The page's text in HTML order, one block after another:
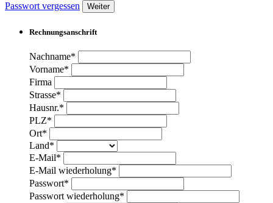
Passwort vergessen Weiter
Rechnungsanschrift
Nachname*
Vorname*
Firma
Strasse*
Hausnr.*
PLZ*
Ort*
Land*
E-Mail*
E-Mail wiederholung*
Passwort*
Passwort wiederholung*